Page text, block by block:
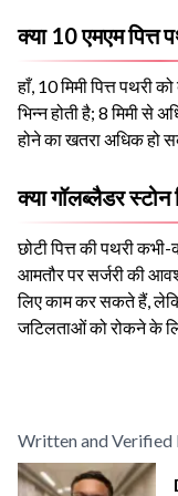
क्या 10 एमएम पित्त
हाँ, 10 मिमी पित्त पथरी
भिन्न होती है; 8 मिमी से
होने का खतरा अधिक हो
क्या गॉलब्लैडर स्टोन
छोटी पित्त की पथरी
आमतौर पर सर्जरी की
लिए काम कर सकते हैं,
जटिलताओं को रोकने के
Written and Verified